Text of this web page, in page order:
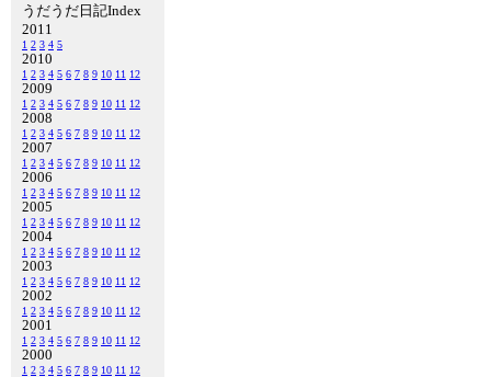
うだうだ日記Index
2011
1 2 3 4 5
2010
1 2 3 4 5 6 7 8 9 10 11 12
2009
1 2 3 4 5 6 7 8 9 10 11 12
2008
1 2 3 4 5 6 7 8 9 10 11 12
2007
1 2 3 4 5 6 7 8 9 10 11 12
2006
1 2 3 4 5 6 7 8 9 10 11 12
2005
1 2 3 4 5 6 7 8 9 10 11 12
2004
1 2 3 4 5 6 7 8 9 10 11 12
2003
1 2 3 4 5 6 7 8 9 10 11 12
2002
1 2 3 4 5 6 7 8 9 10 11 12
2001
1 2 3 4 5 6 7 8 9 10 11 12
2000
1 2 3 4 5 6 7 8 9 10 11 12